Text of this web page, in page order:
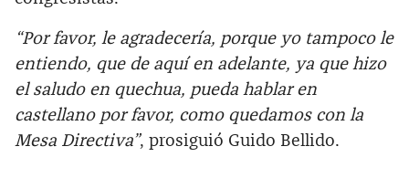
“Por favor, le agradecería, porque yo tampoco le
entiendo, que de aquí en adelante, ya que hizo
el saludo en quechua, pueda hablar en
castellano por favor, como quedamos con la
Mesa Directiva”, prosiguió Guido Bellido.